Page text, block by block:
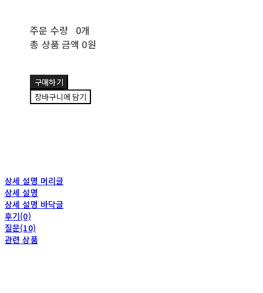
주문 수량 0개
총 상품 금액 0원
구매하기
장바구니에 담기
상세 설명 머리글
상세 설명
상세 설명 바닥글
후기(0)
질문(10)
관련 상품